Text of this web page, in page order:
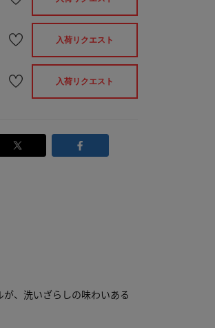
入荷リクエスト
入荷リクエスト
、洗いざらしの味わいある